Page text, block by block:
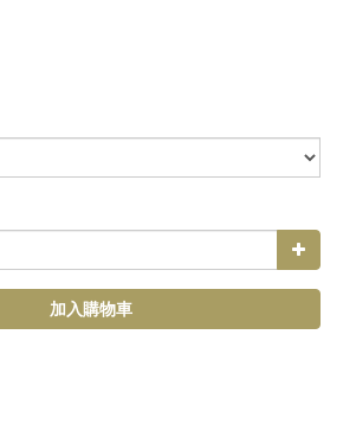
加入購物車